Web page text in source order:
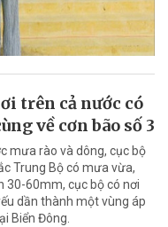
trên cả nước có
về cơn bão số 3
mưa rào và dông, cục bộ
Trung Bộ có mưa vừa,
30-60mm, cục bộ có nơi
dần thành một vùng áp
Biển Đông.